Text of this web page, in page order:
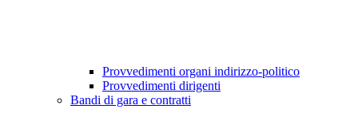
Provvedimenti organi indirizzo-politico
Provvedimenti dirigenti
Bandi di gara e contratti